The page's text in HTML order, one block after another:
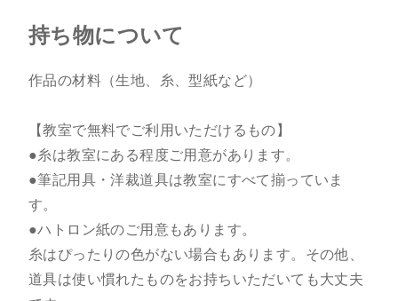
持ち物について
作品の材料（生地、糸、型紙など）
【教室で無料でご利用いただけるもの】
●糸は教室にある程度ご用意があります。
●筆記用具・洋裁道具は教室にすべて揃っていま
す。
●ハトロン紙のご用意もあります。
糸はぴったりの色がない場合もあります。その他、
道具は使い慣れたものをお持ちいただいても大丈夫